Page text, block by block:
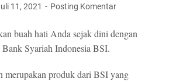
11, 2021 Posting Komentar
buah hati Anda sejak dini dengan
Syariah Indonesia BSI.
merupakan produk dari BSI yang